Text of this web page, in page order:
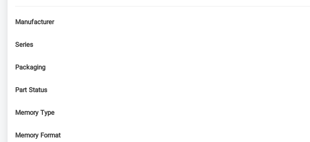
Manufacturer
Series
Packaging
Part Status
Memory Type
Memory Format